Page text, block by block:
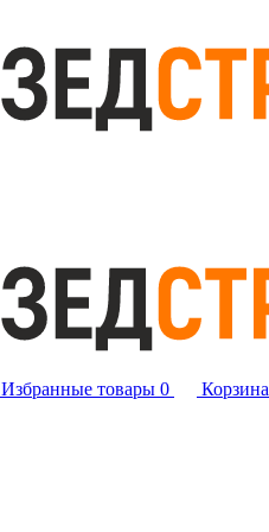
Избранные товары 0 Корзина